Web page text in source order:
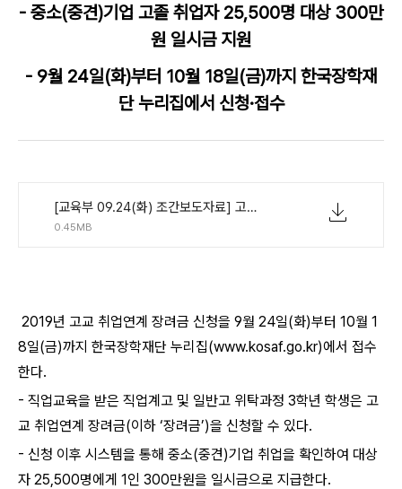
- 중소(중견)기업 고졸 취업자 25,500명 대상 300만
원 일시금 지원
- 9월 24일(화)부터 10월 18일(금)까지 한국장학재
단 누리집에서 신청·접수
[교육부 09.24(화) 조간보도자료] 고졸 취업자의 꿈, 취업연계 장려금으로 응원합니다.pdf
0.45MB
2019년 고교 취업연계 장려금 신청을 9월 24일(화)부터 10월 1
8일(금)까지 한국장학재단 누리집(www.kosaf.go.kr)에서 접수
한다.
- 직업교육을 받은 직업계고 및 일반고 위탁과정 3학년 학생은 고
교 취업연계 장려금(이하 ‘장려금’)을 신청할 수 있다.
- 신청 이후 시스템을 통해 중소(중견)기업 취업을 확인하여 대상
자 25,500명에게 1인 300만원을 일시금으로 지급한다.